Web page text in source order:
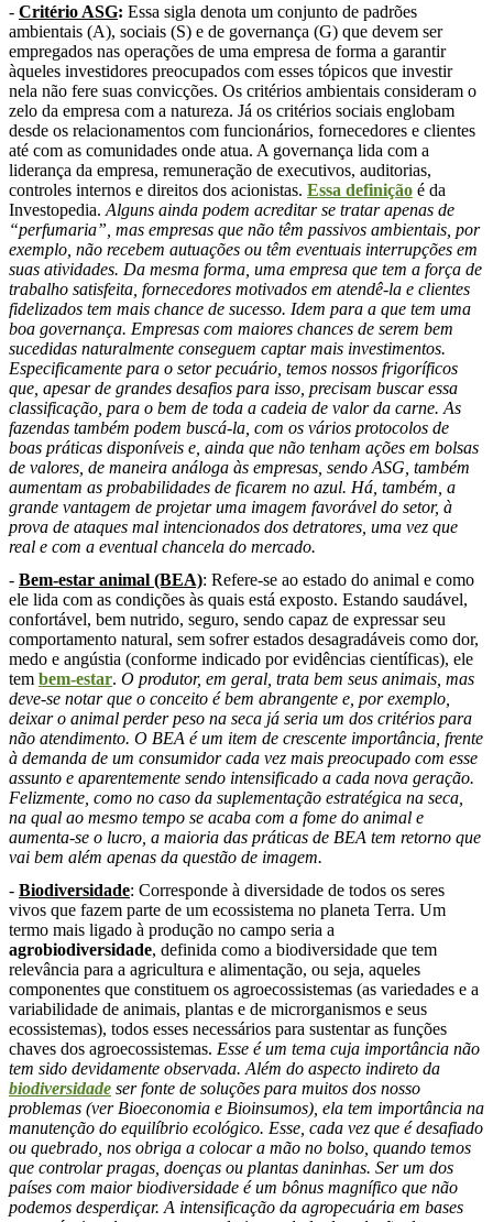
- Critério ASG: Essa sigla denota um conjunto de padrões
ambientais (A), sociais (S) e de governança (G) que devem ser
empregados nas operações de uma empresa de forma a garantir
àqueles investidores preocupados com esses tópicos que investir
nela não fere suas convicções. Os critérios ambientais consideram o
zelo da empresa com a natureza. Já os critérios sociais englobam
desde os relacionamentos com funcionários, fornecedores e clientes
até com as comunidades onde atua. A governança lida com a
liderança da empresa, remuneração de executivos, auditorias,
controles internos e direitos dos acionistas. Essa definição é da
Investopedia. Alguns ainda podem acreditar se tratar apenas de
“perfumaria”, mas empresas que não têm passivos ambientais, por
exemplo, não recebem autuações ou têm eventuais interrupções em
suas atividades. Da mesma forma, uma empresa que tem a força de
trabalho satisfeita, fornecedores motivados em atendê-la e clientes
fidelizados tem mais chance de sucesso. Idem para a que tem uma
boa governança. Empresas com maiores chances de serem bem
sucedidas naturalmente conseguem captar mais investimentos.
Especificamente para o setor pecuário, temos nossos frigoríficos
que, apesar de grandes desafios para isso, precisam buscar essa
classificação, para o bem de toda a cadeia de valor da carne. As
fazendas também podem buscá-la, com os vários protocolos de
boas práticas disponíveis e, ainda que não tenham ações em bolsas
de valores, de maneira análoga às empresas, sendo ASG, também
aumentam as probabilidades de ficarem no azul. Há, também, a
grande vantagem de projetar uma imagem favorável do setor, à
prova de ataques mal intencionados dos detratores, uma vez que
real e com a eventual chancela do mercado.
- Bem-estar animal (BEA): Refere-se ao estado do animal e como
ele lida com as condições às quais está exposto. Estando saudável,
confortável, bem nutrido, seguro, sendo capaz de expressar seu
comportamento natural, sem sofrer estados desagradáveis como dor,
medo e angústia (conforme indicado por evidências científicas), ele
tem bem-estar. O produtor, em geral, trata bem seus animais, mas
deve-se notar que o conceito é bem abrangente e, por exemplo,
deixar o animal perder peso na seca já seria um dos critérios para
não atendimento. O BEA é um item de crescente importância, frente
à demanda de um consumidor cada vez mais preocupado com esse
assunto e aparentemente sendo intensificado a cada nova geração.
Felizmente, como no caso da suplementação estratégica na seca,
na qual ao mesmo tempo se acaba com a fome do animal e
aumenta-se o lucro, a maioria das práticas de BEA tem retorno que
vai bem além apenas da questão de imagem.
- Biodiversidade: Corresponde à diversidade de todos os seres
vivos que fazem parte de um ecossistema no planeta Terra. Um
termo mais ligado à produção no campo seria a
agrobiodiversidade, definida como a biodiversidade que tem
relevância para a agricultura e alimentação, ou seja, aqueles
componentes que constituem os agroecossistemas (as variedades e a
variabilidade de animais, plantas e de microrganismos e seus
ecossistemas), todos esses necessários para sustentar as funções
chaves dos agroecossistemas. Esse é um tema cuja importância não
tem sido devidamente observada. Além do aspecto indireto da
biodiversidade ser fonte de soluções para muitos dos nosso
problemas (ver Bioeconomia e Bioinsumos), ela tem importância na
manutenção do equilíbrio ecológico. Esse, cada vez que é desafiado
ou quebrado, nos obriga a colocar a mão no bolso, quando temos
que controlar pragas, doenças ou plantas daninhas. Ser um dos
países com maior biodiversidade é um bônus magnífico que não
podemos desperdiçar. A intensificação da agropecuária em bases